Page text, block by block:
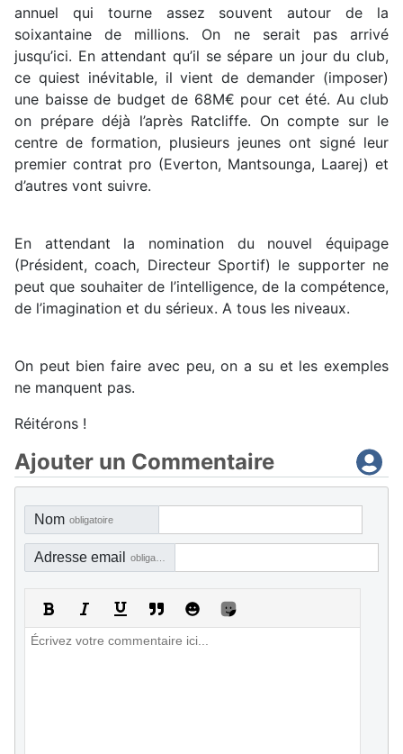
annuel qui tourne assez souvent autour de la
soixantaine de millions. On ne serait pas arrivé
jusqu’ici. En attendant qu’il se sépare un jour du club,
ce quiest inévitable, il vient de demander (imposer)
une baisse de budget de 68M€ pour cet été. Au club
on prépare déjà l’après Ratcliffe. On compte sur le
centre de formation, plusieurs jeunes ont signé leur
premier contrat pro (Everton, Mantsounga, Laarej) et
d’autres vont suivre.
En attendant la nomination du nouvel équipage
(Président, coach, Directeur Sportif) le supporter ne
peut que souhaiter de l’intelligence, de la compétence,
de l’imagination et du sérieux. A tous les niveaux.
On peut bien faire avec peu, on a su et les exemples
ne manquent pas.
Réitérons !
Ajouter un Commentaire
Nom obligatoire
Adresse email